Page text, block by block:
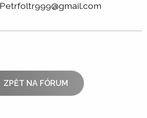
ZPĚT NA FÓRUM